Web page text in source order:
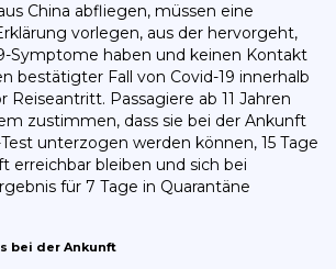
China abfliegen, müssen eine
vorlegen, aus der hervorgeht,
Symptome haben und keinen Kontakt
bestätigter Fall von Covid-19 innerhalb
Reiseantritt. Passagiere ab 11 Jahren
zustimmen, dass sie bei der Ankunft
unterzogen werden können, 15 Tage
erreichbar bleiben und sich bei
für 7 Tage in Quarantäne
bei der Ankunft